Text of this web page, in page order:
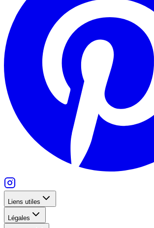
Liens utiles
Légales